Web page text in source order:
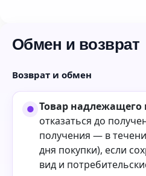
Обмен и возврат
Возврат и обмен
Товар надлежащего
отказаться до
получения — в
дня покупки), если
вид и